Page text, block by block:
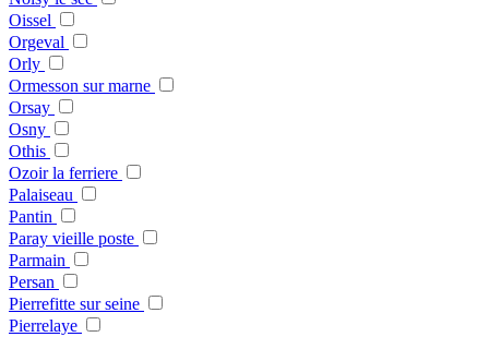
Oissel
Orgeval
Orly
Ormesson sur marne
Orsay
Osny
Othis
Ozoir la ferriere
Palaiseau
Pantin
Paray vieille poste
Parmain
Persan
Pierrefitte sur seine
Pierrelaye